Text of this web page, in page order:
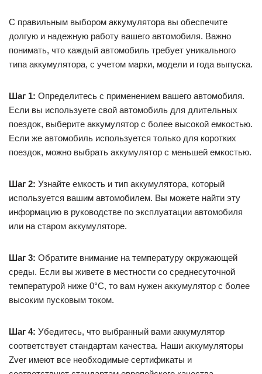
С правильным выбором аккумулятора вы обеспечите
долгую и надежную работу вашего автомобиля. Важно
понимать, что каждый автомобиль требует уникального
типа аккумулятора, с учетом марки, модели и года выпуска.
Шаг 1: Определитесь с применением вашего автомобиля.
Если вы используете свой автомобиль для длительных
поездок, выберите аккумулятор с более высокой емкостью.
Если же автомобиль используется только для коротких
поездок, можно выбрать аккумулятор с меньшей емкостью.
Шаг 2: Узнайте емкость и тип аккумулятора, который
используется вашим автомобилем. Вы можете найти эту
информацию в руководстве по эксплуатации автомобиля
или на старом аккумуляторе.
Шаг 3: Обратите внимание на температуру окружающей
среды. Если вы живете в местности со среднесуточной
температурой ниже 0°C, то вам нужен аккумулятор с более
высоким пусковым током.
Шаг 4: Убедитесь, что выбранный вами аккумулятор
соответствует стандартам качества. Наши аккумуляторы
Zver имеют все необходимые сертификаты и